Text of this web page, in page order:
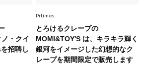
2026.6.12
りさん「40代になり、やっと“仕事以外の
感”に目が向いた」ライフスタイルも、服も
・クイ
招聘し
Prtimes
とろけるクレープの
MOMI&TOY'S は、キラキラ輝く
銀河をイメージした幻想的なク
レープを期間限定で販売します